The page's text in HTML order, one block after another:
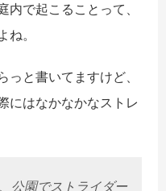
で起こることって、
。
と書いてますけど、
にはなかなかなストレ
公園でストライダー